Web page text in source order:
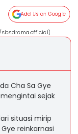
Add Us on Google
sbsdrama.official)
Cha Sa Gye
sejak
situasi mirip
reinkarnasi